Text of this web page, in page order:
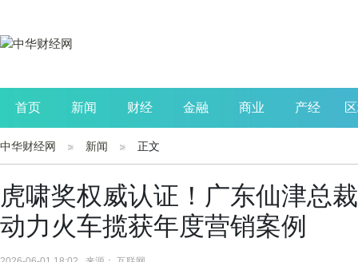
首页 新闻 财经 金融 商业 产经
公司 生活 读书
中华财经网 新闻 正文
虎啸奖权威认证！广东仙津总
动力火车揽获年度营销案例